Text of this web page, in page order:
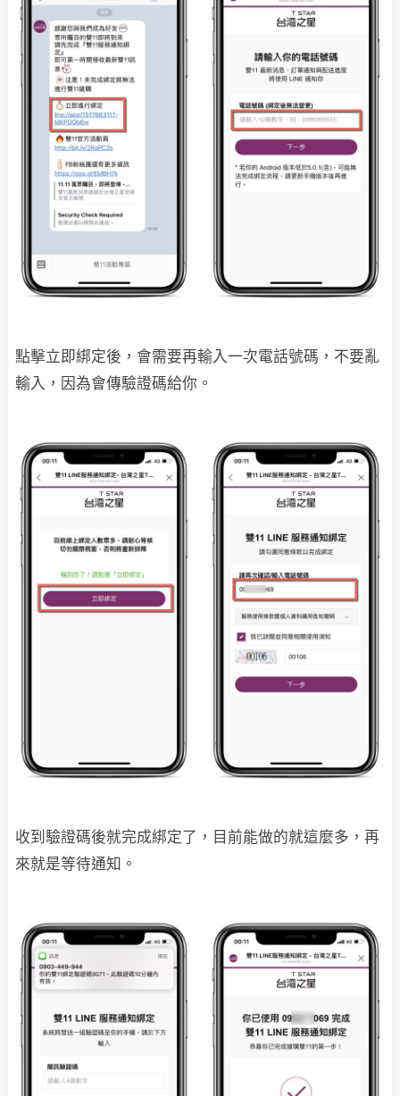
點擊立即綁定後，會需要再輸入一次電話號碼，不要亂
輸入，因為會傳驗證碼給你。
收到驗證碼後就完成綁定了，目前能做的就這麼多，再
來就是等待通知。